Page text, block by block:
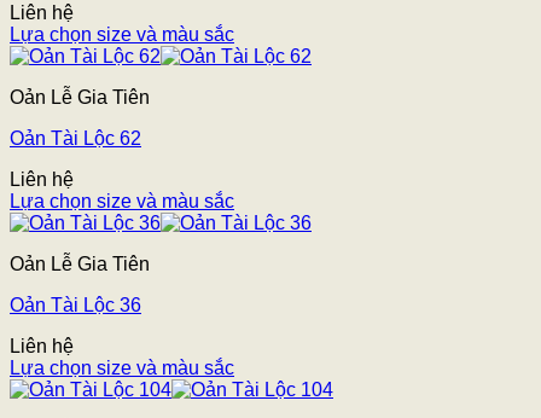
Liên hệ
Lựa chọn size và màu sắc
Oản Lễ Gia Tiên
Oản Tài Lộc 62
Liên hệ
Lựa chọn size và màu sắc
Oản Lễ Gia Tiên
Oản Tài Lộc 36
Liên hệ
Lựa chọn size và màu sắc